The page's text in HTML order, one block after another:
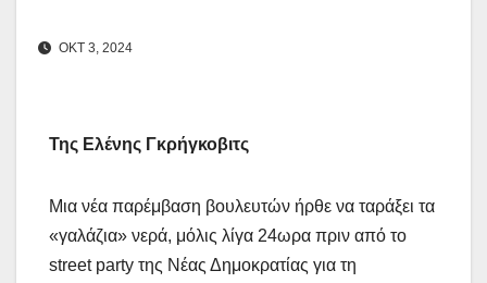
ΟΚΤ 3, 2024
Της Ελένης Γκρήγκοβιτς
Μια νέα παρέμβαση βουλευτών ήρθε να ταράξει τα
«γαλάζια» νερά, μόλις λίγα 24ωρα πριν από το
street party της Νέας Δημοκρατίας για τη